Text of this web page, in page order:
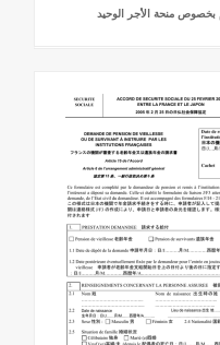
بخصوص منحة الأجر الوحيد